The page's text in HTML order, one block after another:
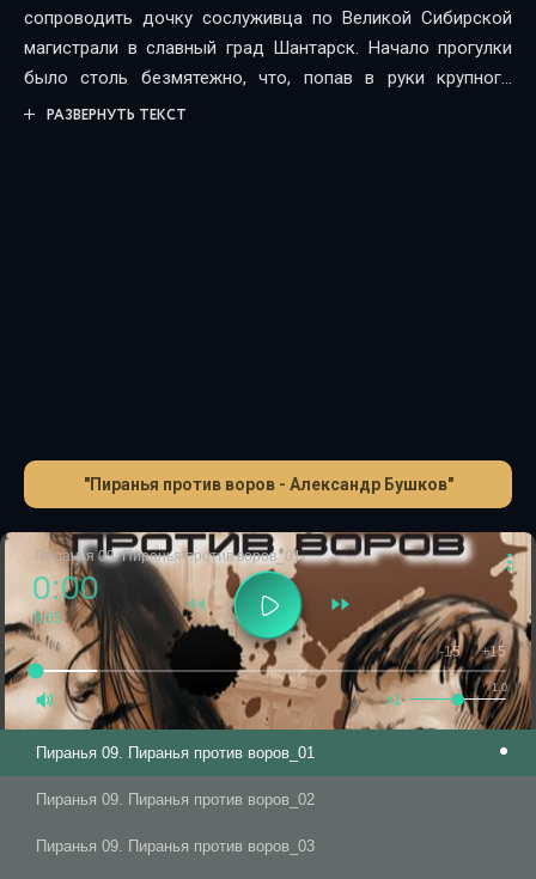
сопроводить дочку сослуживца по Великой Сибирской
магистрали в славный град Шантарск. Начало прогулки
было столь безмятежно, что, попав в руки крупного
Шантарского мафиози, видавший виды Мазур поначалу
РАЗВЕРНУТЬ ТЕКСТ
"Пиранья против воров - Александр Бушков"
Пиранья 09. Пиранья против воров_01
0:00
9:05
1.0
x1
-15 +15
Пиранья 09. Пиранья против воров_01
Пиранья 09. Пиранья против воров_02
Пиранья 09. Пиранья против воров_03